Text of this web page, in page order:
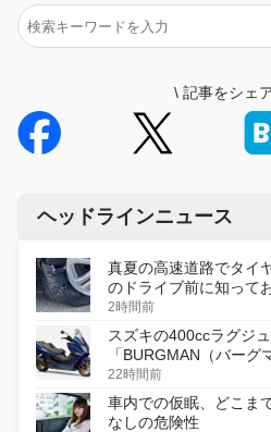
\ 記事をシェ
ヘッドラインニュース
真夏の高速道路でタイ
のドライブ前に知って
2時間前
スズキの400ccラグジ
「BURGMAN（バーグ
変更し、8月18日に発売
22時間前
車内での仮眠、どこま
なしの危険性